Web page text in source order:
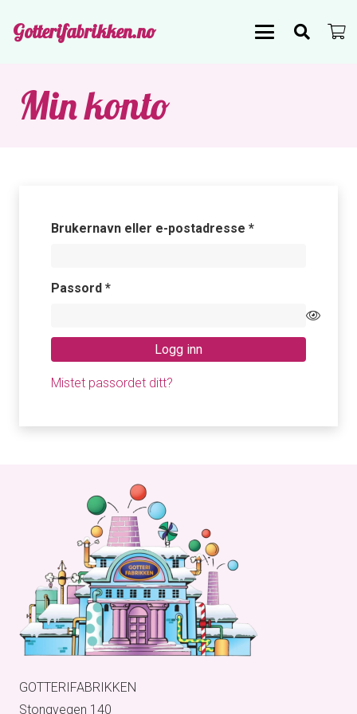
Gotterifabrikken.no
Min konto
Brukernavn eller e-postadresse *Påkrevd
Passord *Påkrevd
Logg inn
Mistet passordet ditt?
GOTTERIFABRIKKEN
Stongvegen 140